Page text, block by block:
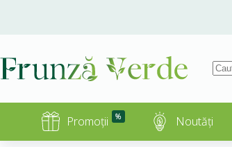
Promoții % Noutăți